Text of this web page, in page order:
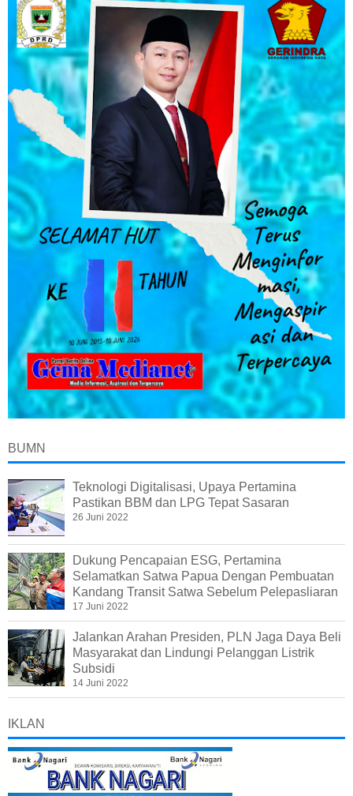
BUMN
Teknologi Digitalisasi, Upaya Pertamina
Pastikan BBM dan LPG Tepat Sasaran
26 Juni 2022
Dukung Pencapaian ESG, Pertamina
Selamatkan Satwa Papua Dengan Pembuatan
Kandang Transit Satwa Sebelum Pelepasliaran
17 Juni 2022
Jalankan Arahan Presiden, PLN Jaga Daya Beli
Masyarakat dan Lindungi Pelanggan Listrik
Subsidi
14 Juni 2022
IKLAN